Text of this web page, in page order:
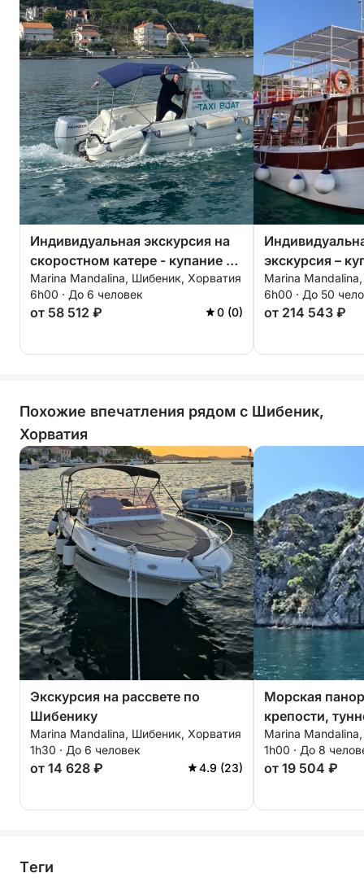
Индивидуальная экскурсия на
скоростном катере - купание и
знакомство с островами.
Marina Mandalina, Шибеник, Хорватия
6h00 · До 6 человек
от 58 512 ₽ 0 (0)
экскурсия –
острове.
Marina
6h00 · До 50
от 214 543 ₽
Похожие впечатления рядом с Шибеник,
Хорватия
Экскурсия на рассвете по
Шибенику
Marina Mandalina, Шибеник, Хорватия
1h30 · До 6 человек
от 14 628 ₽ 4.9 (23)
Морская
крепости,
Marina
1h00 · До 8
от 19 504 ₽
Tеги